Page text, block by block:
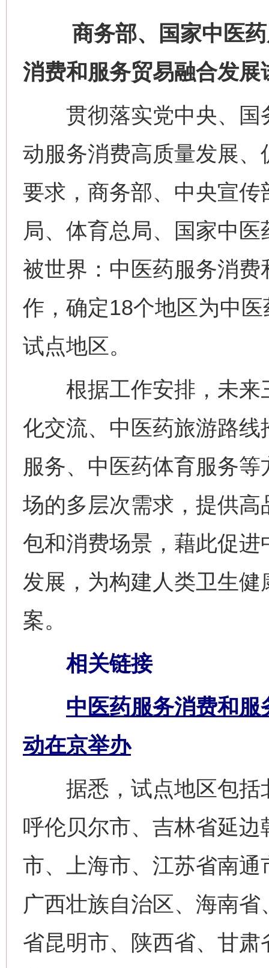
商务部、国家中医药
消费和服务贸易融合发展
贯彻落实党中央、国
动服务消费高质量发展
要求，商务部、中央宣
局、体育总局、国家中
被世界：中医药服务消费
作，确定18个地区为中
试点地区。
根据工作安排，未来
化交流、中医药旅游路
服务、中医药体育服务
场的多层次需求，提供
包和消费场景，藉此促
发展，为构建人类卫生
案。
相关链接
中医药服务消费和
动在京举办
据悉，试点地区包括
呼伦贝尔市、吉林省延
市、上海市、江苏省南
广西壮族自治区、海南
省昆明市、陕西省、甘